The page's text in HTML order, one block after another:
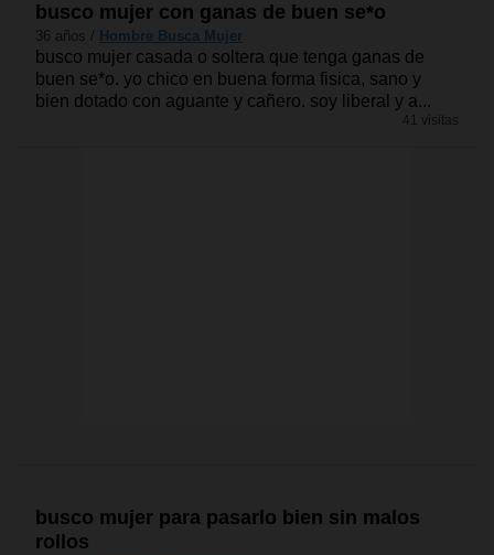
busco mujer con ganas de buen se*o
36 años / Hombre Busca Mujer
busco mujer casada o soltera que tenga ganas de
buen se*o. yo chico en buena forma fisica, sano y
bien dotado con aguante y cañero. soy liberal y a...
41 visitas
busco mujer para pasarlo bien sin malos
rollos